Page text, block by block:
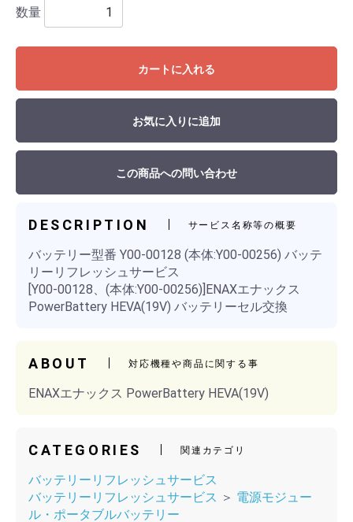
数量
カートに入れる
お気に入りに追加
この商品への問い合わせ
DESCRIPTION サービス名称等の概要
バッテリー型番 Y00-00128 (本体:Y00-00256) バッテ
リーリフレッシュサービス
[Y00-00128、(本体:Y00-00256)]ENAXエナックス
PowerBattery HEVA(19V) バッテリーセル交換
ABOUT 対応機種や商品に関する事
ENAXエナックス PowerBattery HEVA(19V)
CATEGORIES 関連カテゴリ
バッテリーリフレッシュサービス
バッテリーリフレッシュサービス ＞ 電源モジュー
ル・ポータブルバッテリー